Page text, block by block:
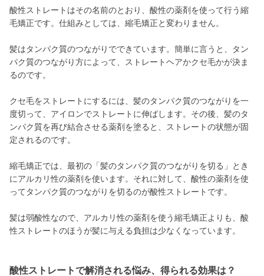
酸性ストレートはその名前のとおり、酸性の薬剤を使って行う縮
毛矯正です。仕組みとしては、縮毛矯正と変わりません。
髪はタンパク質のつながりでできています。簡単に言うと、タン
パク質のつながり方によって、ストレートヘアかクセ毛かが決ま
るのです。
クセ毛をストレートにするには、髪のタンパク質のつながりを一
度切って、アイロンでストレートに伸ばします。その後、髪のタ
ンパク質を再び結合させる薬剤を塗ると、ストレートの状態が固
定されるのです。
縮毛矯正では、最初の「髪のタンパク質のつながりを切る」とき
にアルカリ性の薬剤を使います。それに対して、酸性の薬剤を使
ってタンパク質のつながりを切るのが酸性ストレートです。
髪は弱酸性なので、アルカリ性の薬剤を使う縮毛矯正よりも、酸
性ストレートのほうが髪に与える負担は少なくなっています。
酸性ストレートで解消される悩み、得られる効果は？